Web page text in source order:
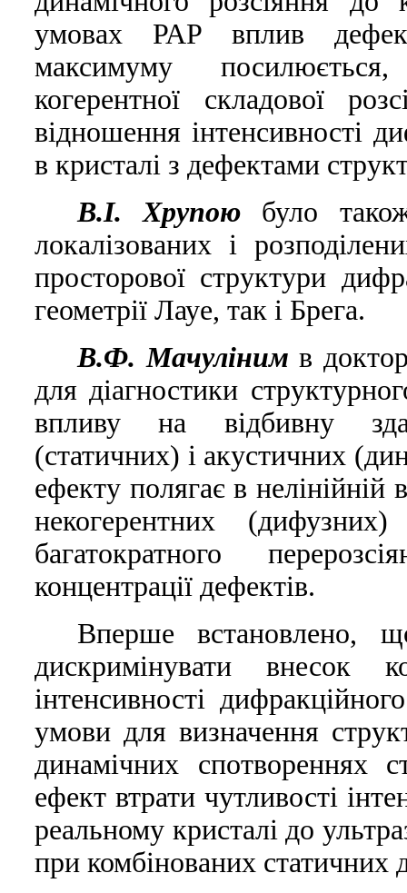
умовах РАР вплив
максимуму
когерентної складової
вiдношення iнтенсивностi
в кристалi з дефектами
В.I. Хрупою було
локалiзованих i
просторової структури
геометрiї Лауе, так i Брега.
В.Ф. Мачулiним в
для дiагностики
впливу на вiдбивну
(статичних) i акустичних
ефекту полягає в нелiнiйнiй
некогерентних
багатократного
концентрацiї дефектiв.
Вперше встановлено,
дискримiнувати внесок
iнтенсивностi
умови для визначення
динамiчних спотвореннях
ефект втрати чутливостi
реальному кристалi до
при комбiнованих